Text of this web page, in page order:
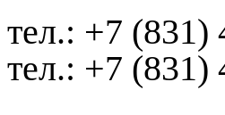
тел.: +7 (831)
тел.: +7 (831)